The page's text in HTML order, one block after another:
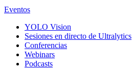
Eventos
YOLO Vision
Sesiones en directo de Ultralytics
Conferencias
Webinars
Podcasts